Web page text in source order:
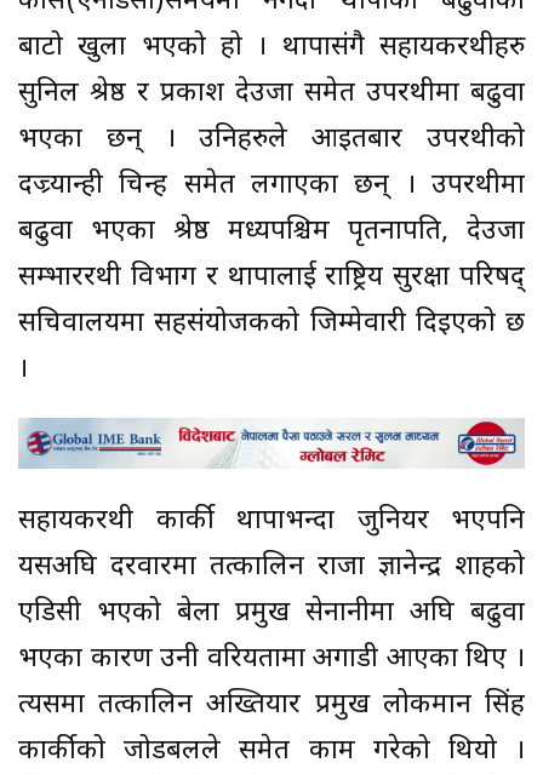
बाटो खुला भएको हो । थापासंगै सहायकरथीहरु
सुनिल श्रेष्ठ र प्रकाश देउजा समेत उपरथीमा बढुवा
भएका छन् । उनिहरुले आइतबार उपरथीको
दज्र्यान्ही चिन्ह समेत लगाएका छन् । उपरथीमा
बढुवा भएका श्रेष्ठ मध्यपश्चिम पृतनापति, देउजा
सम्भाररथी विभाग र थापालाई राष्ट्रिय सुरक्षा परिषद्
सचिवालयमा सहसंयोजकको जिम्मेवारी दिइएको छ
।
सहायकरथी कार्की थापाभन्दा जुनियर भएपनि
यसअघि दरवारमा तत्कालिन राजा ज्ञानेन्द्र शाहको
एडिसी भएको बेला प्रमुख सेनानीमा अघि बढुवा
भएका कारण उनी वरियतामा अगाडी आएका थिए ।
त्यसमा तत्कालिन अख्तियार प्रमुख लोकमान सिंह
कार्कीको जोडबलले समेत काम गरेको थियो ।